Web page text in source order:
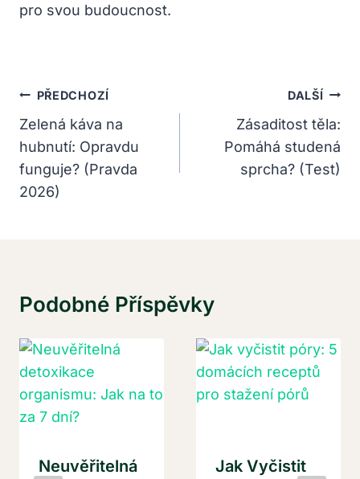
pro svou budoucnost.
Navigace
Pro
Příspěvek
PŘEDCHOZÍ
Zelená káva na
hubnutí: Opravdu
funguje? (Pravda
2026)
DALŠÍ
Zásaditost těla:
Pomáhá studená
sprcha? (Test)
Podobné Příspěvky
Neuvěřitelná
Jak Vyčistit